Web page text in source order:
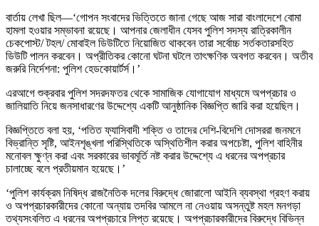
বার্তায় লেখা ছিল—‘গোপন সংবাদের ভিত্তিতে জানা গেছে আজ সারা বাংলাদেশে বোমা
হামলা হওয়ার সম্ভাবনা রয়েছে। আপনার জেলাধীন যেসব পুলিশ সদস্য রাত্রিকালীন
চেকপোস্ট/ টহল/ মোবাইল ডিউটিতে নিয়োজিত থাকবেন তারা সর্বোচ্চ সর্তকতারসহিত
ডিউটি পালন করবেন। অপ্রীতিকর কোনো ঘটনা ঘটলে তাৎক্ষণিক অবগত করবেন। অতীব
জরুরি নির্দেশনা: পুলিশ হেডকোয়ার্টর্স।’
এরআগে শুক্রবার পুলিশ সদরদফতর থেকে সামাজিক যোগাযোগ মাধ্যমে অপপ্রচার ও
জালিয়াতি নিয়ে জনসাধারণের উদ্দেশ্যে একটি আনুষ্ঠানিক বিজ্ঞপ্তি জারি করা হয়েছিল।
বিজ্ঞপ্তিতে বলা হয়, ‘পতিত ফ্যাসিবাদী শক্তি ও তাদের দেশি-বিদেশি দোসররা জনমনে
বিভ্রান্তি সৃষ্টি, আইনশৃঙ্খলা পরিস্থিতিকে অস্থিতিশীল করার অপচেষ্টা, পুলিশ বাহিনীর
মনোবল ক্ষুণ্ন করা এবং সরকারের ভাবমূর্তি নষ্ট করার উদ্দেশ্যে এ ধরনের অপপ্রচার
চালাচ্ছে বলে প্রতীয়মান হয়েছে।’
‘পুলিশ কার্যক্রম নিষিদ্ধ রাজনৈতিক দলের বিরুদ্ধে জোরালো আইনি ব্যবস্থা গ্রহণ করায়
ও অপপ্রচারকারীদের কোনো অন্যায় তদবির আমলে না নেওয়ায় অসন্তুষ্ট মহল মনগড়া
তথ্যসংবলিত এ ধরনের অপপ্রচারে লিপ্ত রয়েছে। অপপ্রচারকারীদের বিরুদ্ধে বিভিন্ন